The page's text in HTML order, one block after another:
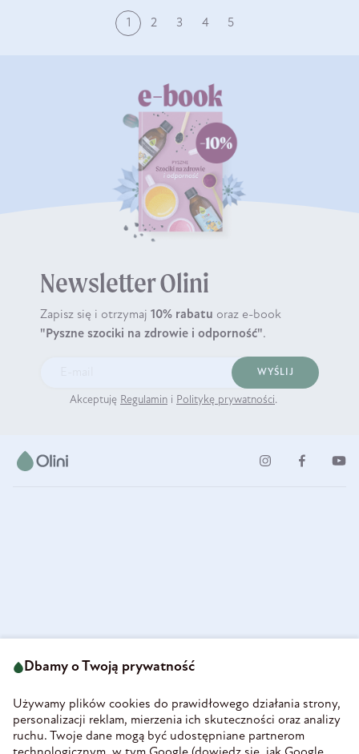
1 2 3 4 5
Newsletter Olini
Zapisz się i otrzymaj 10% rabatu oraz e-book
"Pyszne szociki na zdrowie i odporność".
WYŚLIJ
Akceptuję Regulamin i Politykę prywatności.
58-160 Świebodzice
REGON 890213034
INFORMACJE
Dbamy o Twoją prywatność
Używamy plików cookies do prawidłowego działania strony,
personalizacji reklam, mierzenia ich skuteczności oraz analizy
ruchu. Twoje dane mogą być udostępniane partnerom